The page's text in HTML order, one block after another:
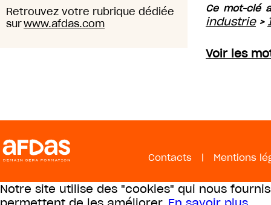
Retrouvez votre rubrique dédiée
surwww.afdas.com
Ce mot-clé
industrie>
Voir les
Contacts | Mentions
Notre site utilise des "cookies" qui nous